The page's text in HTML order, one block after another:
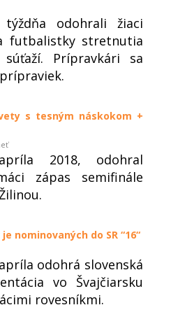
týždňa odohrali žiaci
futbalistky stretnutia
Prípravkári sa
s tesným náskokom +
2018, odohral
zápas semifinále
nominovaných do SR “16“
odohrá slovenská
vo Švajčiarsku
rovesníkmi.